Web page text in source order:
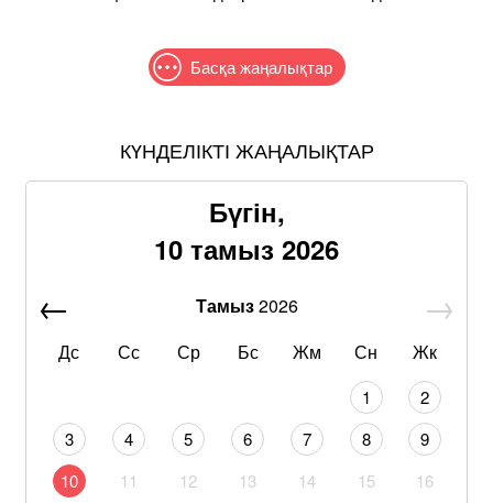
Басқа жаңалықтар
КҮНДЕЛІКТІ ЖАҢАЛЫҚТАР
Бүгін,
10 тамыз 2026
Тамыз2026
Дс
Сс Ср Бс Жм Сн Жк
1
2
3
4 5 6 7 8
9
10
11 12 13 14 15
16